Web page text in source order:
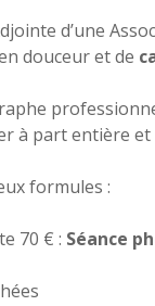
d’une
douceur et de
à part entière
formules :
70 € : Séance